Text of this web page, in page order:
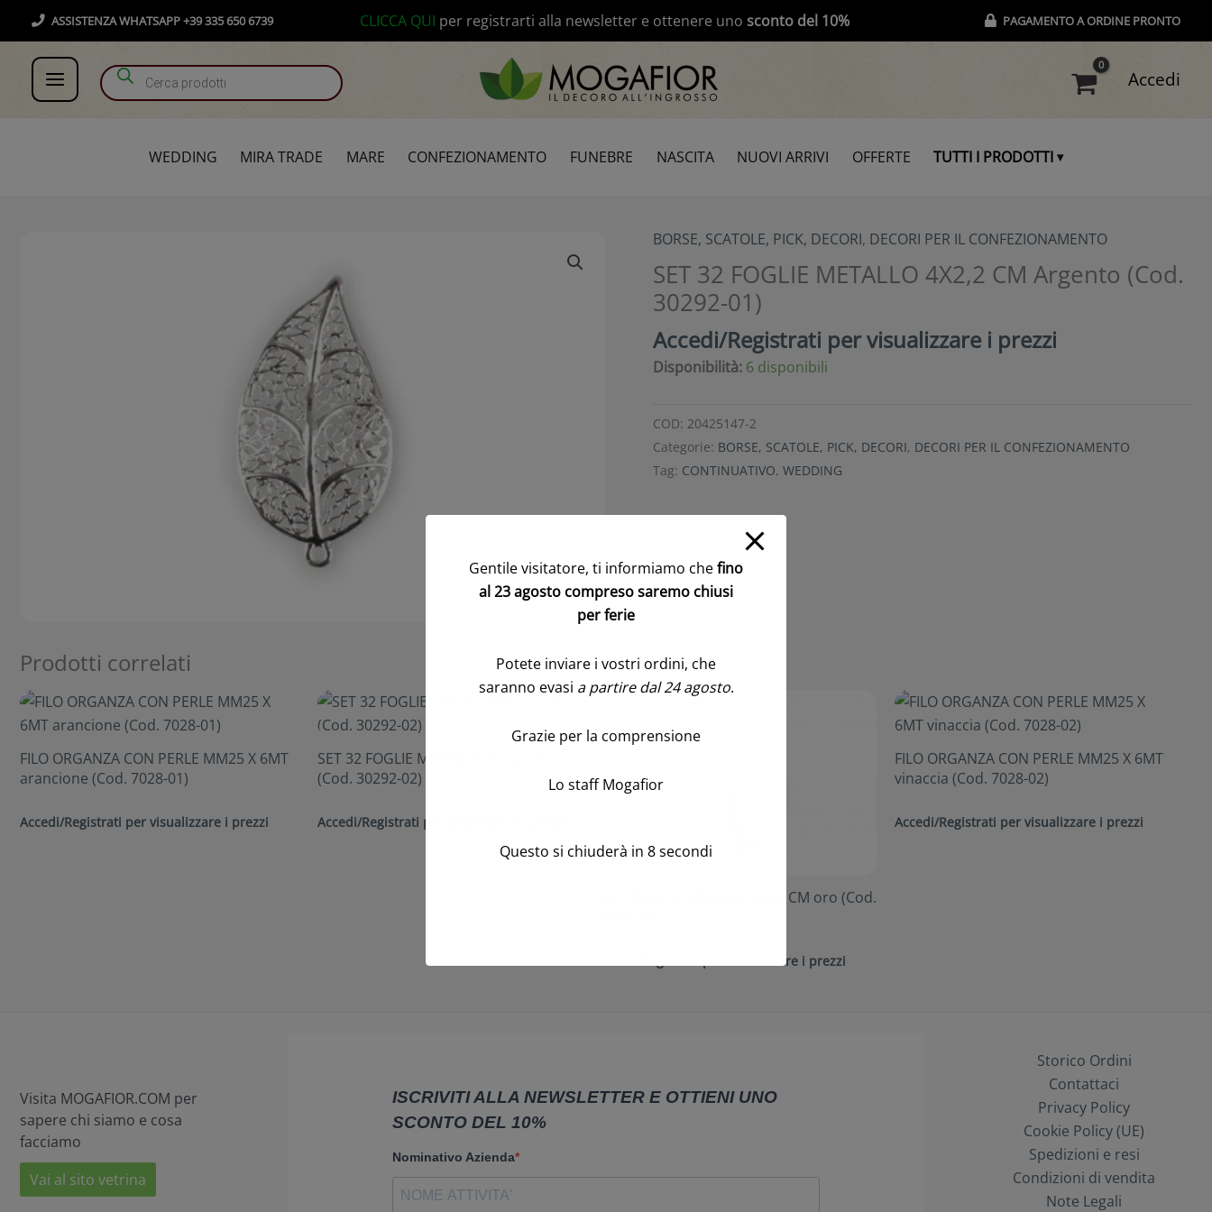
contenuto
ASSISTENZA WHATSAPP +39 335 650 6739 CLICCA QUI per registrarti alla newsletter e ottenere uno sconto del 10% PAGAMENTO A ORDINE PRONTO
Products search Accedi
WEDDING MIRA TRADE MARE CONFEZIONAMENTO FUNEBRE NASCITA NUOVI ARRIVI OFFERTE TUTTI I PRODOTTI
BORSE, SCATOLE, PICK, DECORI, DECORI PER IL CONFEZIONAMENTO
SET 32 FOGLIE METALLO 4X2,2 CM Argento (Cod.
30292-01)
Accedi/Registrati per visualizzare i prezzi
Disponibilità: 6 disponibili
COD: 20425147-2
Categorie: BORSE, SCATOLE, PICK, DECORI, DECORI PER IL CONFEZIONAMENTO
Tag: CONTINUATIVO, WEDDING
Prodotti correlati
FILO ORGANZA CON PERLE MM25 X 6MT
arancione (Cod. 7028-01)
Accedi/Registrati per visualizzare i prezzi
SET 32 FOGLIE METALLO 4X2,2 CM oro
(Cod. 30292-02)
Accedi/Registrati per visualizzare i prezzi
S/24 FOGLIE METALLO 5,5X3 CM oro (Cod.
Accedi/Registrati per visualizzare i prezzi
FILO ORGANZA CON PERLE MM25 X 6MT
vinaccia (Cod. 7028-02)
Accedi/Registrati per visualizzare i prezzi
Visita MOGAFIOR.COM per
sapere chi siamo e cosa
facciamo
Vai al sito vetrina
Storico Ordini
Contattaci
Privacy Policy
Cookie Policy (UE)
Spedizioni e resi
Condizioni di vendita
Note Legali
Gentile visitatore, ti informiamo chefino
al 23 agosto compreso saremo chiusi
per ferie
Potete inviare i vostri ordini, che
saranno evasi a partire dal 24 agosto.
Grazie per la comprensione
Lo staff Mogafior
Questo si chiuderà in 7secondi